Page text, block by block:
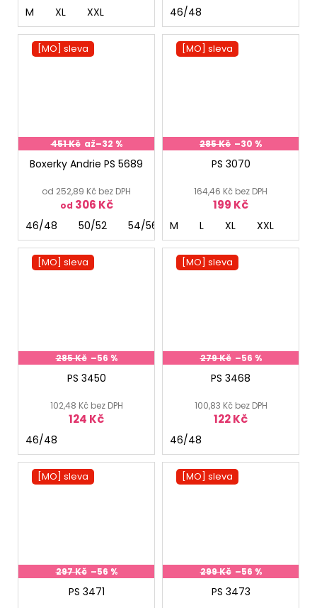
M XL XXL 46/48
[MO] sleva
451 Kč až–32 %
Boxerky Andrie PS 5689
od 252,89 Kč bez DPH
od 306 Kč
46/48 50/52 54/56
[MO] sleva
285 Kč –30 %
PS 3070
164,46 Kč bez DPH
199 Kč
M L XL XXL
[MO] sleva
285 Kč –56 %
PS 3450
102,48 Kč bez DPH
124 Kč
46/48
[MO] sleva
279 Kč –56 %
PS 3468
100,83 Kč bez DPH
122 Kč
46/48
[MO] sleva
297 Kč –56 %
PS 3471
[MO] sleva
299 Kč –56 %
PS 3473